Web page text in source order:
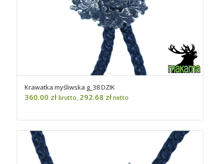
Krawatka myśliwska g_38 DZIK
360.00 zł brutto, 292.68 złnetto